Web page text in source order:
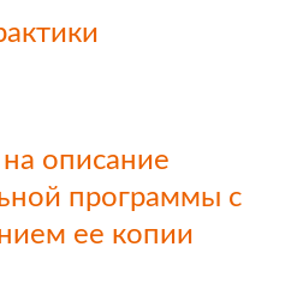
описание
программы с
ее копии